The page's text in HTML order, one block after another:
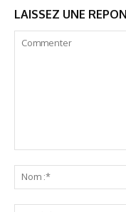
LAISSEZ UNE